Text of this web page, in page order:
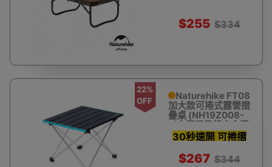
$255 $334
22%
OFF
Naturehike FT08
加大款可捲式露營摺
疊桌 (NH19Z008-
Z) | 極輕量鋁合金蛋
捲桌 - 大碼黑色
30秒速開 可捲摺
$267 $344